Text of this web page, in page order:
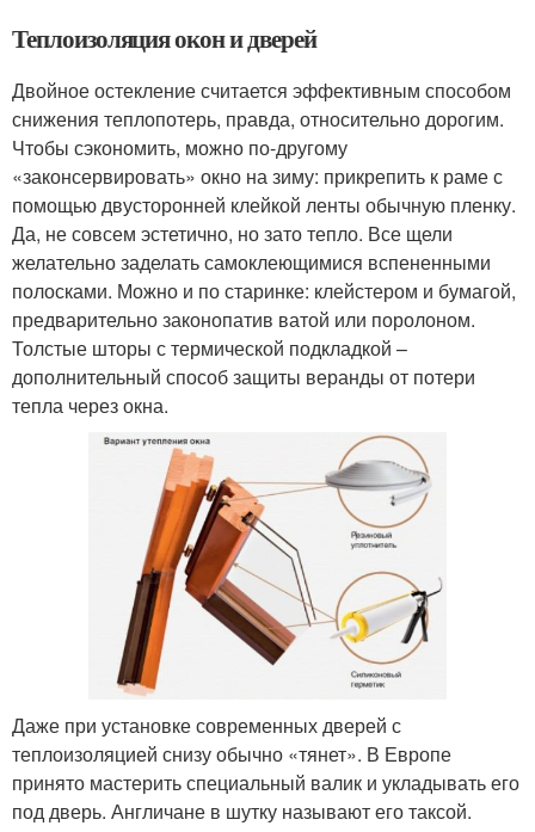
Теплоизоляция окон и дверей
Двойное остекление считается эффективным способом
снижения теплопотерь, правда, относительно дорогим.
Чтобы сэкономить, можно по-другому
«законсервировать» окно на зиму: прикрепить к раме с
помощью двусторонней клейкой ленты обычную пленку.
Да, не совсем эстетично, но зато тепло. Все щели
желательно заделать самоклеющимися вспененными
полосками. Можно и по старинке: клейстером и бумагой,
предварительно законопатив ватой или поролоном.
Толстые шторы с термической подкладкой –
дополнительный способ защиты веранды от потери
тепла через окна.
Даже при установке современных дверей с
теплоизоляцией снизу обычно «тянет». В Европе
принято мастерить специальный валик и укладывать его
под дверь. Англичане в шутку называют его таксой.